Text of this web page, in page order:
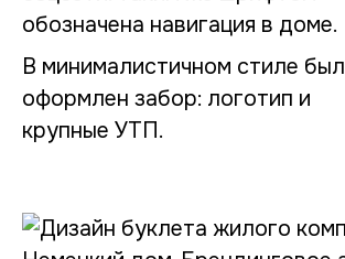
обозначена навигация в доме.
В минималистичном стиле был
оформлен забор: логотип и
крупные УТП.